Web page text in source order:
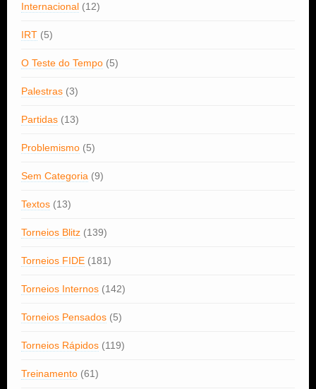
Internacional (12)
IRT (5)
O Teste do Tempo (5)
Palestras (3)
Partidas (13)
Problemismo (5)
Sem Categoria (9)
Textos (13)
Torneios Blitz (139)
Torneios FIDE (181)
Torneios Internos (142)
Torneios Pensados (5)
Torneios Rápidos (119)
Treinamento (61)